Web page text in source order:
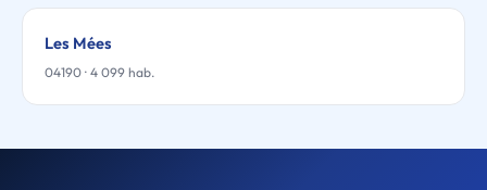
Les Mées
04190 · 4 099 hab.